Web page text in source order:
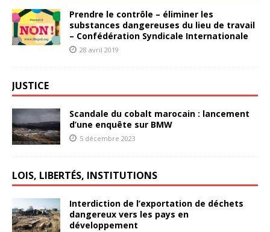
Prendre le contrôle – éliminer les
substances dangereuses du lieu de travail
– Confédération Syndicale Internationale
28 avril 2019
JUSTICE
Scandale du cobalt marocain : lancement
d’une enquête sur BMW
5 décembre 2023
LOIS, LIBERTÉS, INSTITUTIONS
Interdiction de l’exportation de déchets
dangereux vers les pays en
développement